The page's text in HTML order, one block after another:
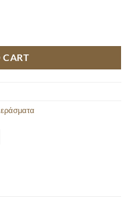
ΛΑΒΔΑΣ 400+50GR quantity
CART